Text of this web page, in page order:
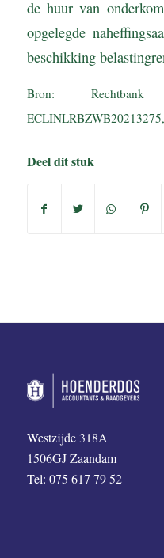
de huur van
opgelegde
beschikking
Bron:
Deel dit stuk
Westzijde 318A
1506GJ Zaandam
Tel: 075 617 79 52